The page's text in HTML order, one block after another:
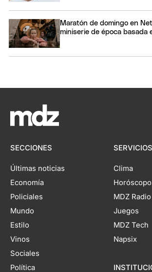
Maratón de domingo en
miniserie de época basada
SECCIONES
Últimas noticias
Economía
Policiales
Mundo
Estilo
Vinos
Sociales
Política
SERVICIOS
Clima
Horóscopo
MDZ Radio
Juegos
MDZ Tech
Napsix